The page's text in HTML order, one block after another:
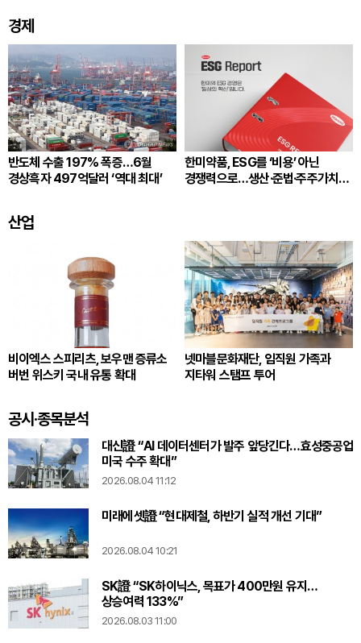
경제
반도체 수출 197% 폭증…6월
경상흑자 497억달러 ‘역대 최대’
한미약품, ESG를 ‘비용’ 아닌
경쟁력으로…생산·준법·주주가치
산업
비이엑스 스피리츠, 보우맨 증류소
버번 위스키 국내 유통 확대
넷마블문화재단, 임직원 가족과
지타워 스탬프 투어
공시·종목분석
대신證 “AI 데이터센터가 발주 앞당긴다…효성중공업
미국 수주 확대”
2026.08.04 11:12
미래에셋證 “현대제철, 하반기 실적 개선 기대”
2026.08.04 10:21
SK證 “SK하이닉스, 목표가 400만원 유지…
상승여력 133%”
2026.08.03 11:00